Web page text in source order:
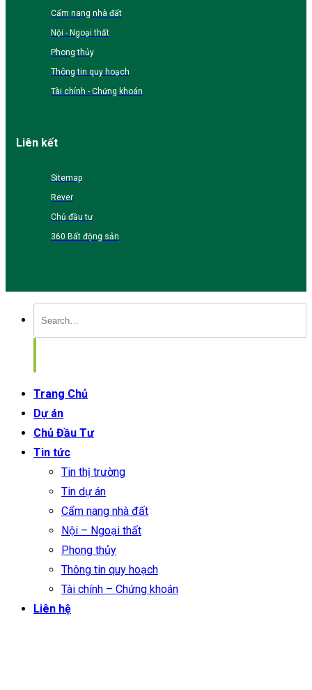
Cẩm nang nhà đất
Nội - Ngoại thất
Phong thủy
Thông tin quy hoạch
Tài chính - Chứng khoán
Liên kết
Sitemap
Rever
Chủ đầu tư
360 Bất động sản
Trang Chủ
Dự án
Chủ Đầu Tư
Tin tức
Tin thị trường
Tin dự án
Cẩm nang nhà đất
Nội – Ngoại thất
Phong thủy
Thông tin quy hoạch
Tài chính – Chứng khoán
Liên hệ